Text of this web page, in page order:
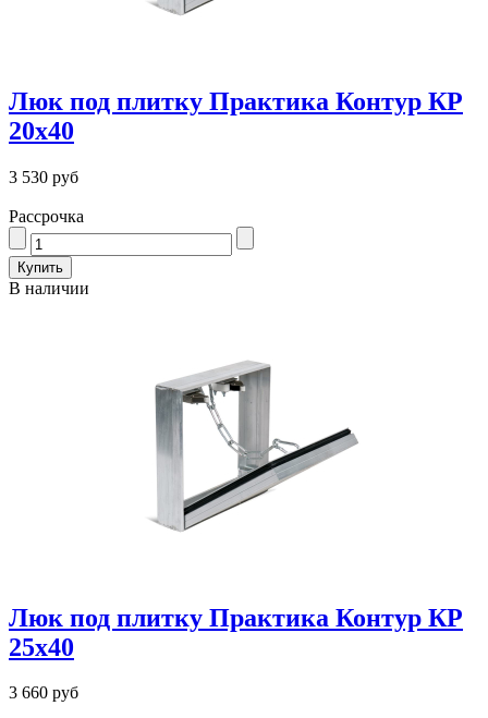
Люк под плитку Практика Контур КР
20х40
3 530 руб
Рассрочка
В наличии
Люк под плитку Практика Контур КР
25х40
3 660 руб